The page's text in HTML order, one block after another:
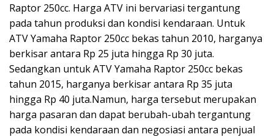
Raptor 250cc. Harga ATV ini bervariasi tergantung
pada tahun produksi dan kondisi kendaraan. Untuk
ATV Yamaha Raptor 250cc bekas tahun 2010, harganya
berkisar antara Rp 25 juta hingga Rp 30 juta.
Sedangkan untuk ATV Yamaha Raptor 250cc bekas
tahun 2015, harganya berkisar antara Rp 35 juta
hingga Rp 40 juta.Namun, harga tersebut merupakan
harga pasaran dan dapat berubah-ubah tergantung
pada kondisi kendaraan dan negosiasi antara penjual